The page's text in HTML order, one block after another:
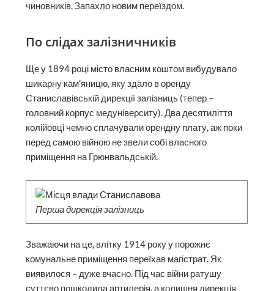
чиновників. Запахло новим переїздом.
По слідах залізничників
Ще у 1894 році місто власним коштом вибудувало
шикарну кам’яницю, яку здало в оренду
Станиславівській дирекції залізниць (тепер –
головний корпус мед­університу). Два десятиліття
колійовці чемно сплачували орендну плату, аж поки
перед самою війною не звели собі власного
приміщення на Грюнвальдській.
Перша дирекція залізниць
Зважаючи на це, влітку 1914 року у порожнє
комунальне приміщення переїхав магістрат. Як
виявилося – дуже вчасно. Під час війни ратушу
суттєво пошкодила артилерія, а колишня дирекція